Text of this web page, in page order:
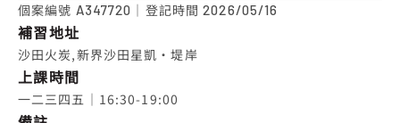
個案編號 A347720 ｜登記時間2026/05/16
補習地址
沙田火炭,新界沙田星凱‧堤岸
上課時間
一二三四五｜16:30-19:00